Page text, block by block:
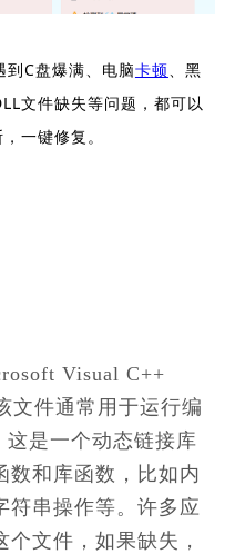
C盘爆满、电脑卡顿、黑
文件缺失等问题，都可以
一键修复。
文件通常用于运行编
是一个动态链接库
数和库函数，比如内
符串操作等。许多应
文件，如果缺失，